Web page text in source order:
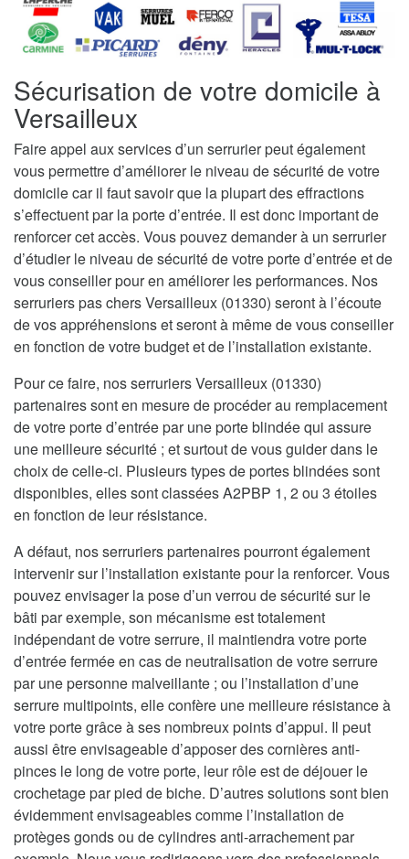
Sécurisation de votre domicile à
Versailleux
Faire appel aux services d’un serrurier peut également
vous permettre d’améliorer le niveau de sécurité de votre
domicile car il faut savoir que la plupart des effractions
s’effectuent par la porte d’entrée. Il est donc important de
renforcer cet accès. Vous pouvez demander à un serrurier
d’étudier le niveau de sécurité de votre porte d’entrée et de
vous conseiller pour en améliorer les performances. Nos
serruriers pas chers Versailleux (01330) seront à l’écoute
de vos appréhensions et seront à même de vous conseiller
en fonction de votre budget et de l’installation existante.
Pour ce faire, nos serruriers Versailleux (01330)
partenaires sont en mesure de procéder au remplacement
de votre porte d’entrée par une porte blindée qui assure
une meilleure sécurité ; et surtout de vous guider dans le
choix de celle-ci. Plusieurs types de portes blindées sont
disponibles, elles sont classées A2PBP 1, 2 ou 3 étoiles
en fonction de leur résistance.
A défaut, nos serruriers partenaires pourront également
intervenir sur l’installation existante pour la renforcer. Vous
pouvez envisager la pose d’un verrou de sécurité sur le
bâti par exemple, son mécanisme est totalement
indépendant de votre serrure, il maintiendra votre porte
d’entrée fermée en cas de neutralisation de votre serrure
par une personne malveillante ; ou l’installation d’une
serrure multipoints, elle confère une meilleure résistance à
votre porte grâce à ses nombreux points d’appui. Il peut
aussi être envisageable d’apposer des cornières anti-
pinces le long de votre porte, leur rôle est de déjouer le
crochetage par pied de biche. D’autres solutions sont bien
évidemment envisageables comme l’installation de
protèges gonds ou de cylindres anti-arrachement par